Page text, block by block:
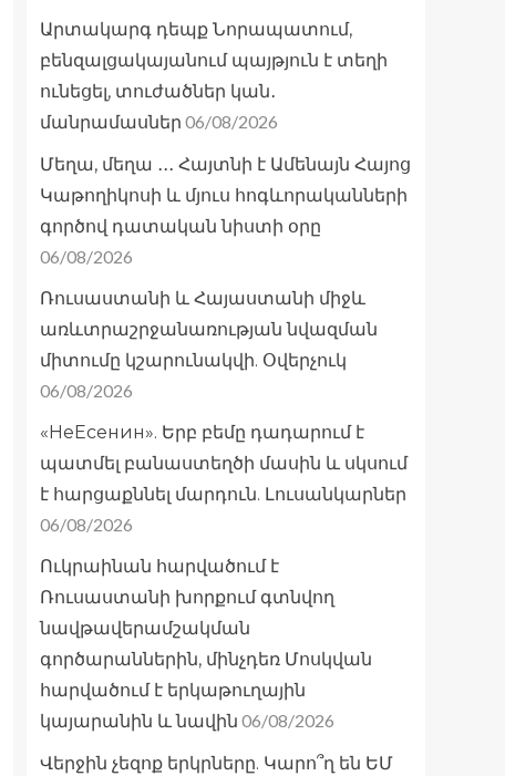
Արտակարգ դեպք Նորապատում,
բենզալցակայանում պայթյուն է տեղի
ունեցել, տուժածներ կան․
մանրամասներ 06/08/2026
Մեղա, մեղա ․․․ Հայտնի է Ամենայն Հայոց
Կաթողիկոսի և մյուս հոգևորականների
գործով դատական նիստի օրը
06/08/2026
Ռուսաստանի և Հայաստանի միջև
առևտրաշրջանառության նվազման
միտումը կշարունակվի. Օվերչուկ
06/08/2026
«НеЕсенин». Երբ բեմը դադարում է
պատմել բանաստեղծի մասին և սկսում
է հարցաքննել մարդուն. Լուսանկարներ
06/08/2026
Ուկրաինան հարվածում է
Ռուսաստանի խորքում գտնվող
նավթավերամշակման
գործարաններին, մինչդեռ Մոսկվան
հարվածում է երկաթուղային
կայարանին և նավին 06/08/2026
Վերջին չեզոք երկրները. Կարո՞ղ են ԵՄ